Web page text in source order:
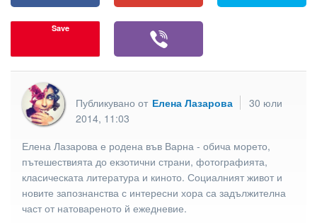
Save
Публикувано от Елена Лазарова
30 юли
2014, 11:03
Елена Лазарова е родена във Варна - обича морето,
пътешествията до екзотични страни, фотографията,
класическата литература и киното. Социалният живот и
новите запознанства с интересни хора са задължителна
част от натовареното й ежедневие.